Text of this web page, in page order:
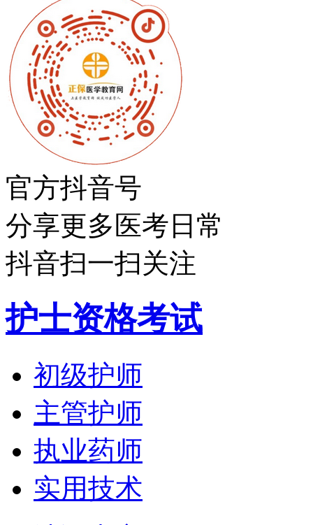
官方抖音号
分享更多医考日常
抖音扫一扫关注
护士资格考试
初级护师
主管护师
执业药师
实用技术